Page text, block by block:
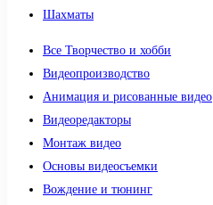
Шахматы
Все Творчество и хобби
Видеопроизводство
Анимация и рисованные видео
Видеоредакторы
Монтаж видео
Основы видеосъемки
Вождение и тюнинг